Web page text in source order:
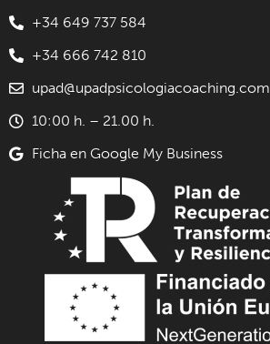
+34 649 737 584
+34 666 742 810
upad@upadpsicologiacoaching.com
10:00 h. – 21.00 h.
Ficha en Google My Business